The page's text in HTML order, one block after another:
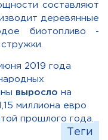
составляют
деревянные
биотопливо -
2019 года
выросло на
миллиона евро
прошлого года.
Теги